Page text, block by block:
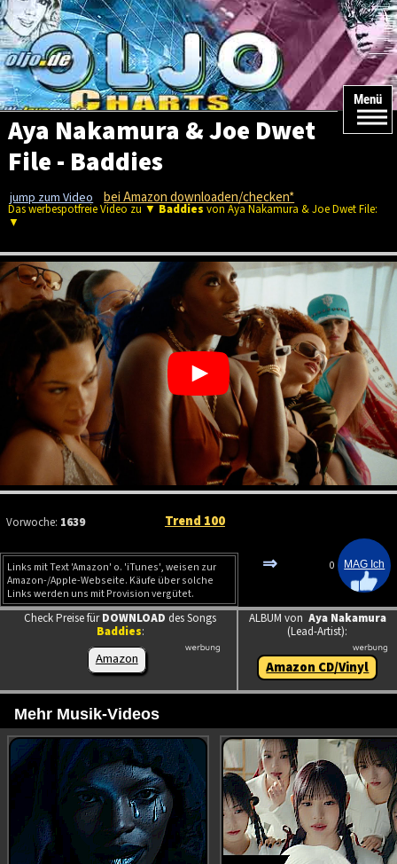
Menü
Aya Nakamura & Joe Dwet
File - Baddies
jump zum Video bei Amazon downloaden/checken*
Das werbespotfreie Video zu ▼ Baddies von Aya Nakamura & Joe Dwet File:
▼
Vorwoche: 1639 Trend 100
Links mit Text 'Amazon' o. 'iTunes', weisen zur
Amazon-/Apple-Webseite. Käufe über solche
Links werden uns mit Provision vergütet.
⇒ 0
Check Preise fürDOWNLOAD des Songs
Baddies:
Amazon
ALBUM von Aya Nakamura
(Lead-Artist):
Amazon CD/Vinyl
Mehr Musik-Videos